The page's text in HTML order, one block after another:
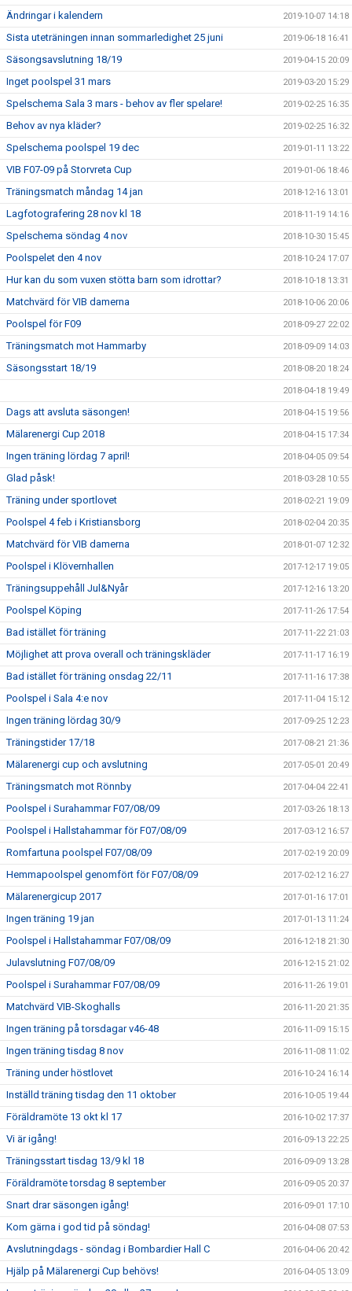
Ändringar i kalendern 2019-10-07 14:18
Sista uteträningen innan sommarledighet 25 juni 2019-06-18 16:41
Säsongsavslutning 18/19 2019-04-15 20:09
Inget poolspel 31 mars 2019-03-20 15:29
Spelschema Sala 3 mars - behov av fler spelare! 2019-02-25 16:35
Behov av nya kläder? 2019-02-25 16:32
Spelschema poolspel 19 dec 2019-01-11 13:22
VIB F07-09 på Storvreta Cup 2019-01-06 18:46
Träningsmatch måndag 14 jan 2018-12-16 13:01
Lagfotografering 28 nov kl 18 2018-11-19 14:16
Spelschema söndag 4 nov 2018-10-30 15:45
Poolspelet den 4 nov 2018-10-24 17:07
Hur kan du som vuxen stötta barn som idrottar? 2018-10-18 13:31
Matchvärd för VIB damerna 2018-10-06 20:06
Poolspel för F09 2018-09-27 22:02
Träningsmatch mot Hammarby 2018-09-09 14:03
Säsongsstart 18/19 2018-08-20 18:24
2018-04-18 19:49
Dags att avsluta säsongen! 2018-04-15 19:56
Mälarenergi Cup 2018 2018-04-15 17:34
Ingen träning lördag 7 april! 2018-04-05 09:54
Glad påsk! 2018-03-28 10:55
Träning under sportlovet 2018-02-21 19:09
Poolspel 4 feb i Kristiansborg 2018-02-04 20:35
Matchvärd för VIB damerna 2018-01-07 12:32
Poolspel i Klövernhallen 2017-12-17 19:05
Träningsuppehåll Jul&Nyår 2017-12-16 13:20
Poolspel Köping 2017-11-26 17:54
Bad istället för träning 2017-11-22 21:03
Möjlighet att prova overall och träningskläder 2017-11-17 16:19
Bad istället för träning onsdag 22/11 2017-11-16 17:38
Poolspel i Sala 4:e nov 2017-11-04 15:12
Ingen träning lördag 30/9 2017-09-25 12:23
Träningstider 17/18 2017-08-21 21:36
Mälarenergi cup och avslutning 2017-05-01 20:49
Träningsmatch mot Rönnby 2017-04-04 22:41
Poolspel i Surahammar F07/08/09 2017-03-26 18:13
Poolspel i Hallstahammar för F07/08/09 2017-03-12 16:57
Romfartuna poolspel F07/08/09 2017-02-19 20:09
Hemmapoolspel genomfört för F07/08/09 2017-02-12 16:27
Mälarenergicup 2017 2017-01-16 17:01
Ingen träning 19 jan 2017-01-13 11:24
Poolspel i Hallstahammar F07/08/09 2016-12-18 21:30
Julavslutning F07/08/09 2016-12-15 21:02
Poolspel i Surahammar F07/08/09 2016-11-26 19:01
Matchvärd VIB-Skoghalls 2016-11-20 21:35
Ingen träning på torsdagar v46-48 2016-11-09 15:15
Ingen träning tisdag 8 nov 2016-11-08 11:02
Träning under höstlovet 2016-10-24 16:14
Inställd träning tisdag den 11 oktober 2016-10-05 19:44
Föräldramöte 13 okt kl 17 2016-10-02 17:37
Vi är igång! 2016-09-13 22:25
Träningsstart tisdag 13/9 kl 18 2016-09-09 13:28
Föräldramöte torsdag 8 september 2016-09-05 20:37
Snart drar säsongen igång! 2016-09-01 17:10
Kom gärna i god tid på söndag! 2016-04-08 07:53
Avslutningdags - söndag i Bombardier Hall C 2016-04-06 20:42
Hjälp på Mälarenergi Cup behövs! 2016-04-05 13:09